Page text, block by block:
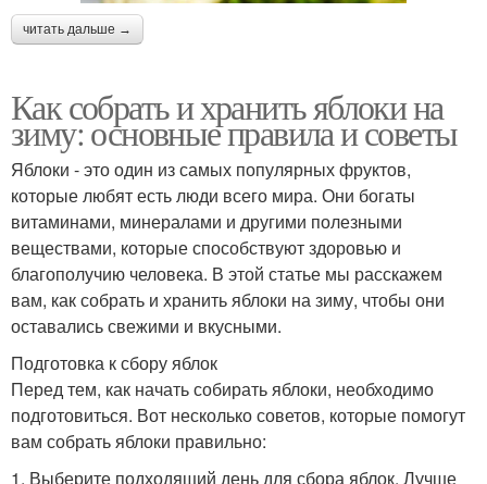
читать дальше →
Как собрать и хранить яблоки на
зиму: основные правила и советы
Яблоки - это один из самых популярных фруктов,
которые любят есть люди всего мира. Они богаты
витаминами, минералами и другими полезными
веществами, которые способствуют здоровью и
благополучию человека. В этой статье мы расскажем
вам, как собрать и хранить яблоки на зиму, чтобы они
оставались свежими и вкусными.
Подготовка к сбору яблок
Перед тем, как начать собирать яблоки, необходимо
подготовиться. Вот несколько советов, которые помогут
вам собрать яблоки правильно:
1. Выберите подходящий день для сбора яблок. Лучше